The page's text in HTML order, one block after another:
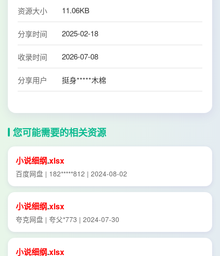
资源大小 11.06KB
分享时间 2025-02-18
收录时间 2026-07-08
分享用户 挺身*****木棉
您可能需要的相关资源
小说细纲.xlsx
百度网盘 | 182*****812 | 2024-08-02
小说细纲.xlsx
夸克网盘 | 夸父*773 | 2024-07-30
小说细纲.xlsx